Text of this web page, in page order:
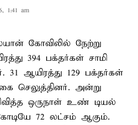
1:41 am
கோவிலில் நேற்று
394 பக்தர்கள் சாமி
31 ஆயிரத்து 129 பக்தர்கள்
செலுத்தினர். அன்று
ஒருநாள் உண் டியல்
72 லட்சம் ஆகும்.